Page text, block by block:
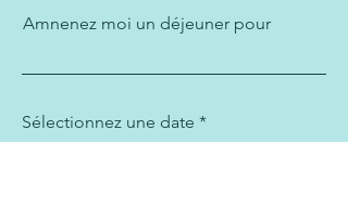
Amnenez moi un déjeuner pour
Sélectionnez une date *r
e